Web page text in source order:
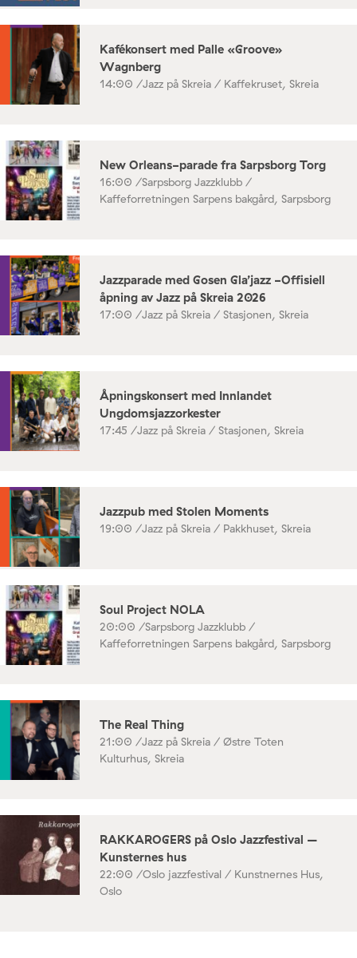
Kafékonsert med Palle «Groove»
Wagnberg
14:00 /Jazz på Skreia / Kaffekruset, Skreia
New Orleans-parade fra Sarpsborg Torg
16:00 /Sarpsborg Jazzklubb /
Kaffeforretningen Sarpens bakgård, Sarpsborg
Jazzparade med Gosen Gla’jazz -Offisiell
åpning av Jazz på Skreia 2026
17:00 /Jazz på Skreia / Stasjonen, Skreia
Åpningskonsert med Innlandet
Ungdomsjazzorkester
17:45 /Jazz på Skreia / Stasjonen, Skreia
Jazzpub med Stolen Moments
19:00 /Jazz på Skreia / Pakkhuset, Skreia
Soul Project NOLA
20:00 /Sarpsborg Jazzklubb /
Kaffeforretningen Sarpens bakgård, Sarpsborg
The Real Thing
21:00 /Jazz på Skreia / Østre Toten
Kulturhus, Skreia
RAKKAROGERS på Oslo Jazzfestival –
Kunsternes hus
22:00 /Oslo jazzfestival / Kunstnernes Hus,
Oslo